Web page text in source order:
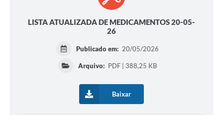
LISTA ATUALIZADA DE MEDICAMENTOS 20-05-
26
Publicado em: 20/05/2026
Arquivo: PDF | 388,25 KB
Baixar